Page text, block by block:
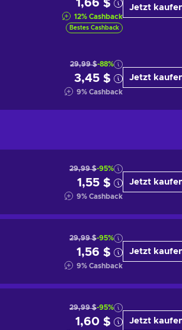
1,66 $
12% Cashback
Bestes Cashback
Jetzt
29,99 $-88%
3,45 $
9% Cashback
Jetzt
29,99 $-95%
1,55 $
9% Cashback
Jetzt
29,99 $-95%
1,56 $
9% Cashback
Jetzt
29,99 $-95%
1,60 $ Jetzt